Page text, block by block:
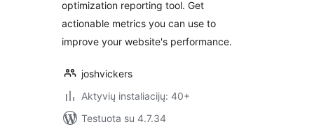
optimization reporting tool. Get
actionable metrics you can use to
improve your website's performance.
joshvickers
Aktyvių instaliacijų: 40+
Testuota su 4.7.34